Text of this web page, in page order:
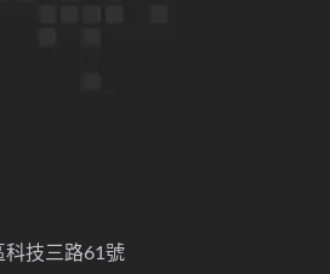
科技三路61號